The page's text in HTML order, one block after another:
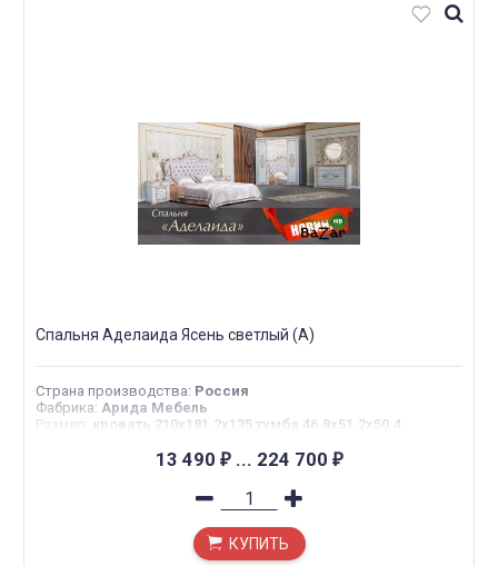
Спальня Аделаида Ясень светлый (А)
Страна производства: Россия
Фабрика: Арида Мебель
Размер : кровать 210x181.2x135 тумба 46.8x51.2x50.4
5 дв 189x66.5x22513 490 ₽... 224 700 ₽
КУПИТЬ